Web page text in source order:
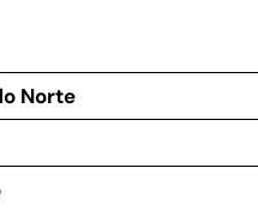
Norte